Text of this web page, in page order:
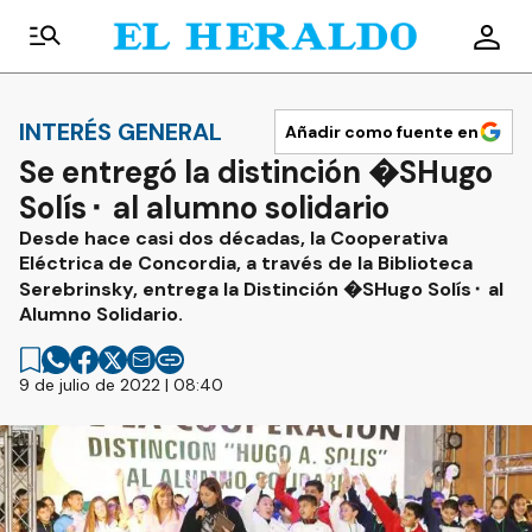
INTERÉS GENERAL Añadir como fuente en
Se entregó la distinción �SHugo
Solís⬝ al alumno solidario
Desde hace casi dos décadas, la Cooperativa
Eléctrica de Concordia, a través de la Biblioteca
Serebrinsky, entrega la Distinción �SHugo Solís⬝ al
Alumno Solidario.
9 de julio de 2022 | 08:40